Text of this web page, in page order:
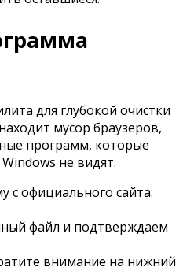
для глубокой очистки
мусор браузеров,
программ, которые
не видят.
с официального сайта:
файл и подтверждаем
внимание на нижний